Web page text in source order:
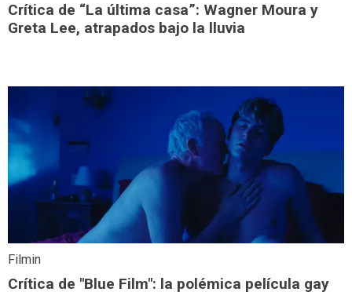
Crítica de “La última casa”: Wagner Moura y
Greta Lee, atrapados bajo la lluvia
Filmin
Crítica de "Blue Film": la polémica película gay